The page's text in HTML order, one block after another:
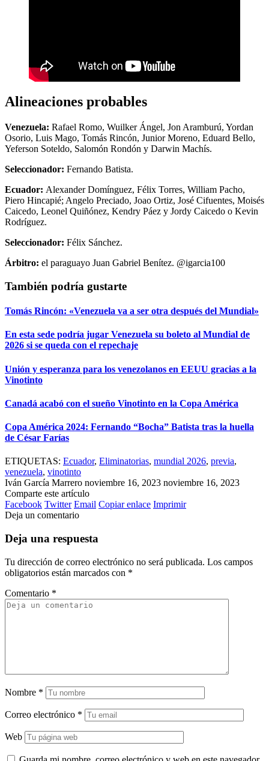
Alineaciones probables
Venezuela: Rafael Romo, Wuilker Ángel, Jon Aramburú, Yordan
Osorio, Luis Mago, Tomás Rincón, Junior Moreno, Eduard Bello,
Yeferson Soteldo, Salomón Rondón y Darwin Machís.
Seleccionador: Fernando Batista.
Ecuador: Alexander Domínguez, Félix Torres, William Pacho,
Piero Hincapié; Angelo Preciado, Joao Ortiz, José Cifuentes, Moisés
Caicedo, Leonel Quiñónez, Kendry Páez y Jordy Caicedo o Kevin
Rodríguez.
Seleccionador: Félix Sánchez.
Árbitro: el paraguayo Juan Gabriel Benítez. @igarcia100
También podría gustarte
Tomás Rincón: «Venezuela va a ser otra después del Mundial»
En esta sede podría jugar Venezuela su boleto al Mundial de
2026 si se queda con el repechaje
Unión y esperanza para los venezolanos en EEUU gracias a la
Vinotinto
Canadá acabó con el sueño Vinotinto en la Copa América
Copa América 2024: Fernando “Bocha” Batista tras la huella
de César Farías
ETIQUETAS: Ecuador, Eliminatorias, mundial 2026, previa,
venezuela, vinotinto
Iván García Marrero noviembre 16, 2023 noviembre 16, 2023
Comparte este artículo
Facebook Twitter Email Copiar enlace Imprimir
Deja un comentario
Deja una respuesta
Tu dirección de correo electrónico no será publicada. Los campos
obligatorios están marcados con *
Comentario *
Nombre *
Correo electrónico *
Web